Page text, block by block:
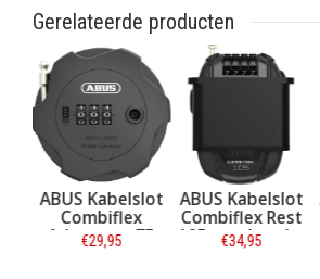
Gerelateerde producten
ABUS Kabelslot
Combiflex Rest
105 met houder
€34,95
ABUS Kabelslot
Combiflex
TravelGuard 70
Zwart
€32,95